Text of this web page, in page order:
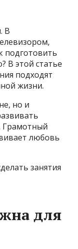
В
подготовить
В этой статье
подходят
жизни.
но и
Грамотный
любовь
занятия
для